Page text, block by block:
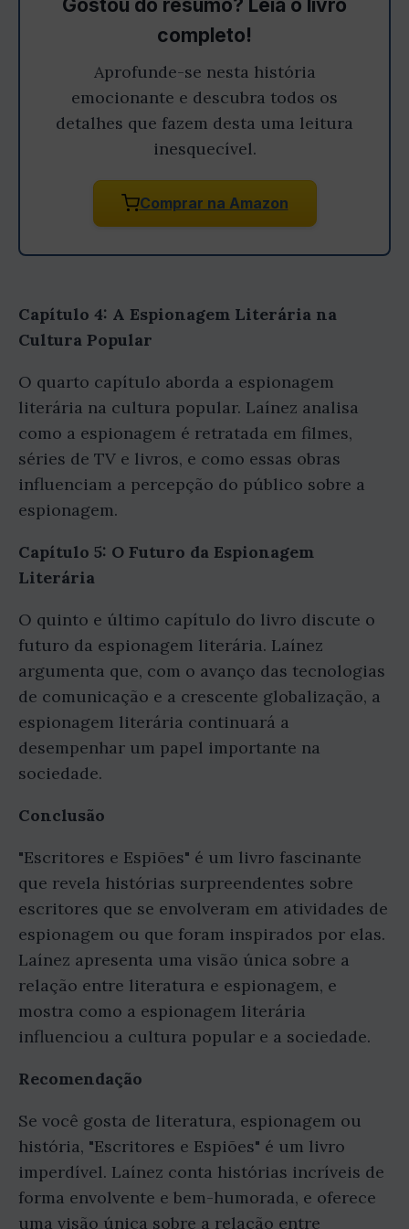
Gostou do resumo? Leia o livro
completo!
Aprofunde-se nesta história
emocionante e descubra todos os
detalhes que fazem desta uma leitura
inesquecível.
Comprar na Amazon
Capítulo 4: A Espionagem Literária na
Cultura Popular
O quarto capítulo aborda a espionagem
literária na cultura popular. Laínez analisa
como a espionagem é retratada em filmes,
séries de TV e livros, e como essas obras
influenciam a percepção do público sobre a
espionagem.
Capítulo 5: O Futuro da Espionagem
Literária
O quinto e último capítulo do livro discute o
futuro da espionagem literária. Laínez
argumenta que, com o avanço das tecnologias
de comunicação e a crescente globalização, a
espionagem literária continuará a
desempenhar um papel importante na
sociedade.
Conclusão
"Escritores e Espiões" é um livro fascinante
que revela histórias surpreendentes sobre
escritores que se envolveram em atividades de
espionagem ou que foram inspirados por elas.
Laínez apresenta uma visão única sobre a
relação entre literatura e espionagem, e
mostra como a espionagem literária
influenciou a cultura popular e a sociedade.
Recomendação
Se você gosta de literatura, espionagem ou
história, "Escritores e Espiões" é um livro
imperdível. Laínez conta histórias incríveis de
forma envolvente e bem-humorada, e oferece
uma visão única sobre a relação entre